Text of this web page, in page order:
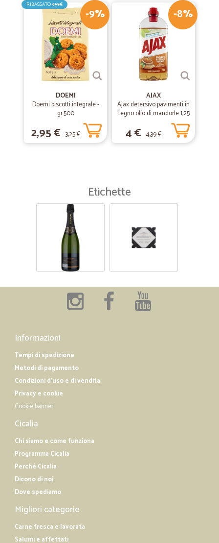
-9%
RIBASSATO3,59€
DOEMI
Doemi biscotti integrale -
gr.500
2,95 € 3,25 €
-8%
AJAX
Ajax detersivo pavimenti in
Legno olio di mandorle 1,25
4 € 4,39 €
Etichette
Informazioni
Tempi di spedizione
Metodi di pagamento
Condizioni d'uso e di vendita
Privacy e cookie
Cookie banner
Cicalia
Chi siamo e come funziona
Programma Cicalia
Perché Cicalia
Dicono di noi
Dove spediamo
Migliori categorie
Carne fresca e lavorata
Salumi e affettati